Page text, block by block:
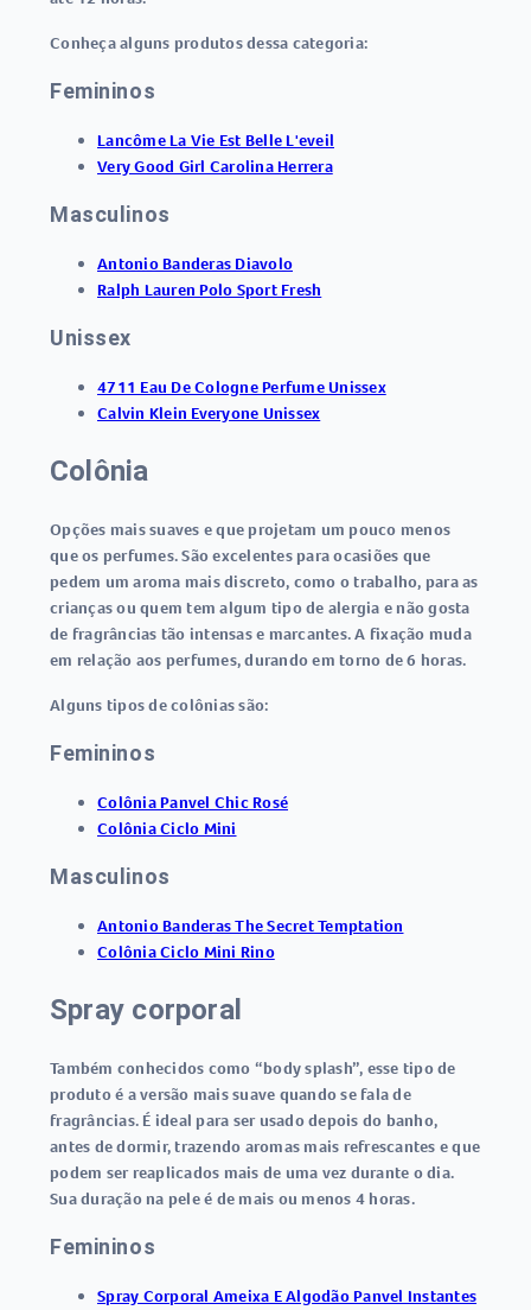
Conheça alguns produtos dessa categoria:
Femininos
Lancôme La Vie Est Belle L'eveil
Very Good Girl Carolina Herrera
Masculinos
Antonio Banderas Diavolo
Ralph Lauren Polo Sport Fresh
Unissex
4711 Eau De Cologne Perfume Unissex
Calvin Klein Everyone Unissex
Colônia
Opções mais suaves e que projetam um pouco menos
que os perfumes. São excelentes para ocasiões que
pedem um aroma mais discreto, como o trabalho, para as
crianças ou quem tem algum tipo de alergia e não gosta
de fragrâncias tão intensas e marcantes. A fixação muda
em relação aos perfumes, durando em torno de 6 horas.
Alguns tipos de colônias são:
Femininos
Colônia Panvel Chic Rosé
Colônia Ciclo Mini
Masculinos
Antonio Banderas The Secret Temptation
Colônia Ciclo Mini Rino
Spray corporal
Também conhecidos como “body splash”, esse tipo de
produto é a versão mais suave quando se fala de
fragrâncias. É ideal para ser usado depois do banho,
antes de dormir, trazendo aromas mais refrescantes e que
podem ser reaplicados mais de uma vez durante o dia.
Sua duração na pele é de mais ou menos 4 horas.
Femininos
Spray Corporal Ameixa E Algodão Panvel Instantes